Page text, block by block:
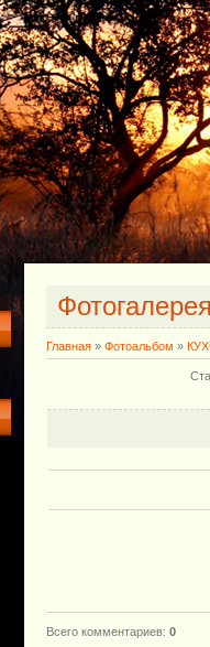
Главная » Фотоальбом »
Всего комментариев: 0